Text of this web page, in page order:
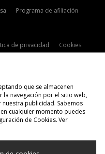
Programa de afiliación
de privacidad
Cookies
País
que se almacenen
navegación por el sitio web,
publicidad. Sabemos
cualquier momento puedes
de Cookies. Ver